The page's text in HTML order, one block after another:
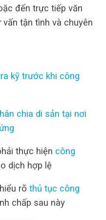
đến trực tiếp văn
tận tình và chuyên
kỹ trước khi công
chia di sản tại nơi
thực hiện công
dịch hợp lệ
rõ thủ tục công
chấp sau này